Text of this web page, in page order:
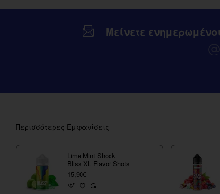
Μείνετε
Περισσότερες Εμφανίσεις
Lime Mint Shock
Bliss XL Flavor Shots
15,90€